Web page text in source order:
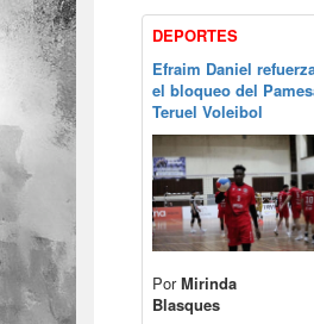
DEPORTES
Efraim Daniel
el bloqueo del
Teruel Voleibol
PorMirinda
Blasques